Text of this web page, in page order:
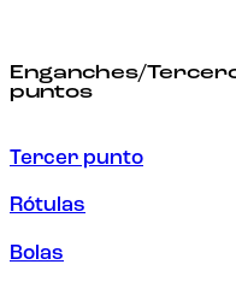
Enganches/
puntos
Tercer punto
Rótulas
Bolas